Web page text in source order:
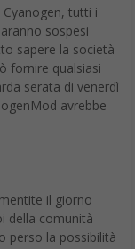
tutti i
sospesi
sapere la società
fornire qualsiasi
serata di venerdì
avrebbe
il giorno
della comunità
perso la possibilità